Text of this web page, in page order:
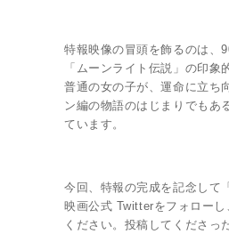
特報映像の冒頭を飾るのは、
「ムーンライト伝説」の印
普通の女の子が、運命に立ち
ン編の物語のはじまりでもあ
ています。
今回、特報の完成を記念し
映画公式 Twitterをフォロー
ください。投稿してくださっ